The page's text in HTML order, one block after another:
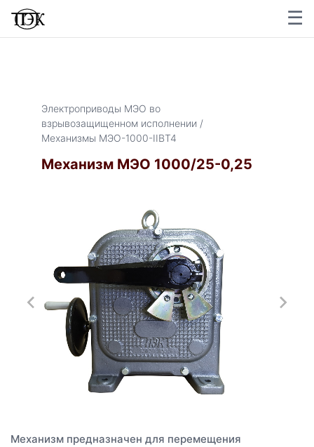
☰
×
Электроприводы МЭО во
взрывозащищенном исполнении /
Механизмы МЭО-1000-IIBТ4
Механизм МЭО 1000/25-0,25
Механизм предназначен для перемещения